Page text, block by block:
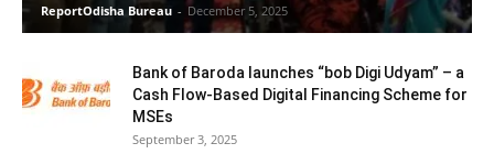
ReportOdisha Bureau - December 5, 2025
Bank of Baroda launches “bob Digi Udyam” – a
Cash Flow-Based Digital Financing Scheme for
MSEs
September 3, 2025